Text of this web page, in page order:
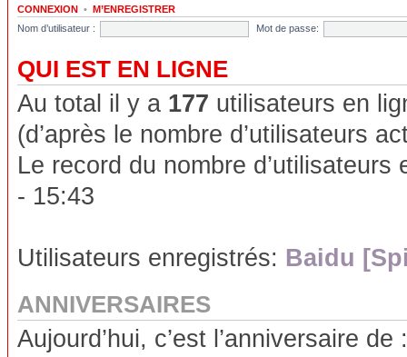
CONNEXION • M’ENREGISTRER
Nom d’utilisateur :
Mot de passe:
QUI EST EN LIGNE
Au total il y a 177 utilisateurs en
(d’après le nombre d’utilisateurs
Le record du nombre
- 15:43
Utilisateurs enregistrés: Baidu
ANNIVERSAIRES
Aujourd’hui, c’est l’anniversaire de